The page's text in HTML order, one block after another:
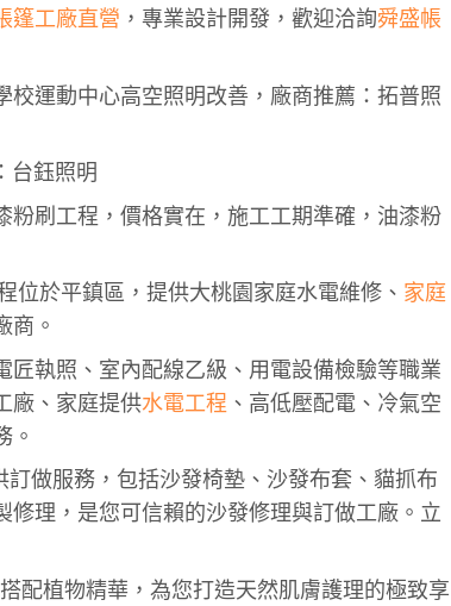
篷工廠直營 ，專業設計開發，歡迎洽詢舜盛帳
校運動中心高空照明改善，廠商推薦：拓普照
台鈺照明
粉刷工程，價格實在，施工工期準確，油漆粉
位於平鎮區，提供大桃園家庭水電維修、 家庭
商。
執照、室內配線乙級、用電設備檢驗等職業
廠、家庭提供水電工程 、高低壓配電、冷氣空
。
做服務，包括沙發椅墊、沙發布套、貓抓布
修理，是您可信賴的沙發修理與訂做工廠。立
配植物精華，為您打造天然肌膚護理的極致享